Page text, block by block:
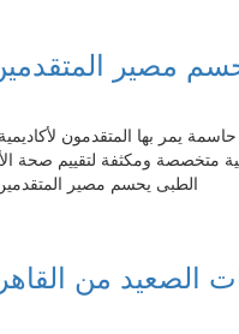
مصير المتقدمين
يمر بها المتقدمون
ومكثفة لتقييم صحة
الطبى يحسم مصير المتقدمين
الصعيد من